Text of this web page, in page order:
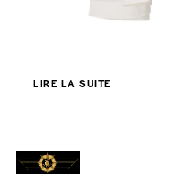
LIRE LA SUITE